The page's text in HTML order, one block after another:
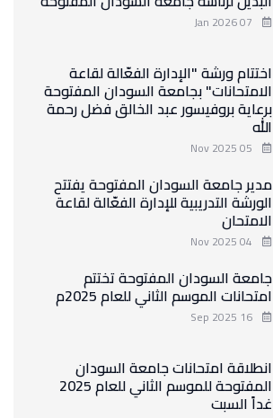
اختتام ورشة "الإدارة الفعّالة لقاعة
الامتحانات" بجامعة السودان المفتوحة
برعاية بروفيسور عبد الخالق فضل رحمة
الله
مدير جامعة السودان المفتوحة يفتتح
الورشة التدريبية للإدارة الفعّالة لقاعة
الامتحان
جامعة السودان المفتوحة تختتم
امتحانات الموسم الثاني للعام 2025م
انطلاقة امتحانات جامعة السودان
المفتوحة للموسم الثاني للعام 2025
غداً السبت